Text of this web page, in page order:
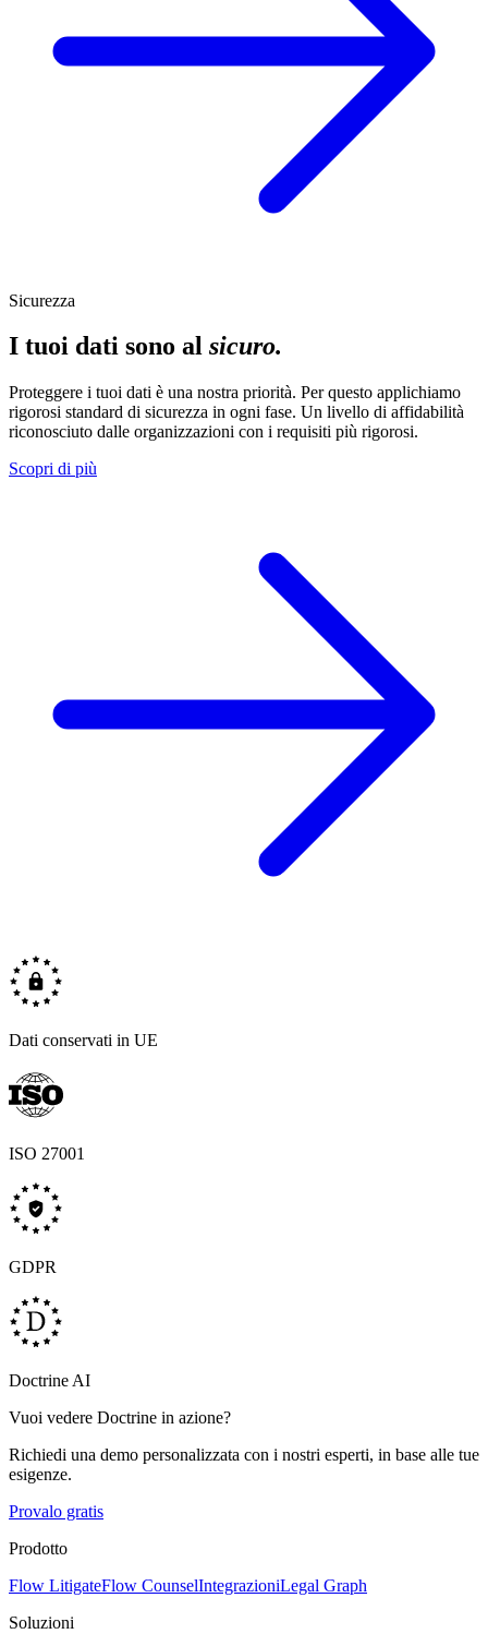
Sicurezza
I tuoi dati sono al sicuro.
Proteggere i tuoi dati è una nostra priorità. Per questo applichiamo
rigorosi standard di sicurezza in ogni fase. Un livello di affidabilità
riconosciuto dalle organizzazioni con i requisiti più rigorosi.
Scopri di più
Dati conservati in UE
ISO 27001
GDPR
Doctrine AI
Vuoi vedere Doctrine in azione?
Richiedi una demo personalizzata con i nostri esperti, in base alle tue
esigenze.
Provalo gratis
Prodotto
Flow LitigateFlow CounselIntegrazioniLegal Graph
Soluzioni